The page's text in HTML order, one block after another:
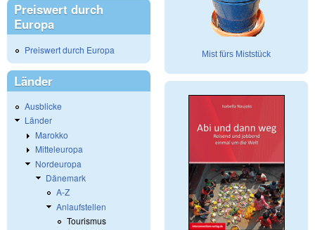
Preiswert durch
Europa
Preiswert durch Europa
Länder
Ausblicke
Länder
Marokko
Mitteleuropa
Nordeuropa
Dänemark
A-Z
Anlaufstellen
Tourismus
Mist fürs Miststück